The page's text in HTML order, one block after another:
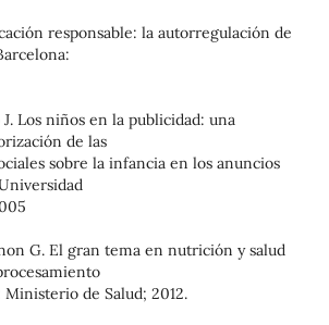
responsable: la autorregulación de
Los niños en la publicidad: una
de las
sobre la infancia en los anuncios
G. El gran tema en nutrición y salud
de Salud; 2012.